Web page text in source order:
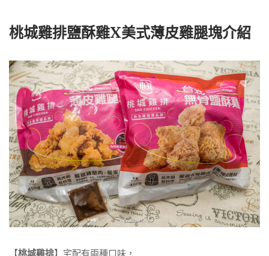
桃城雞排鹽酥雞X美式薄皮雞腿塊介紹
【桃城雞排】宅配有兩種口味，